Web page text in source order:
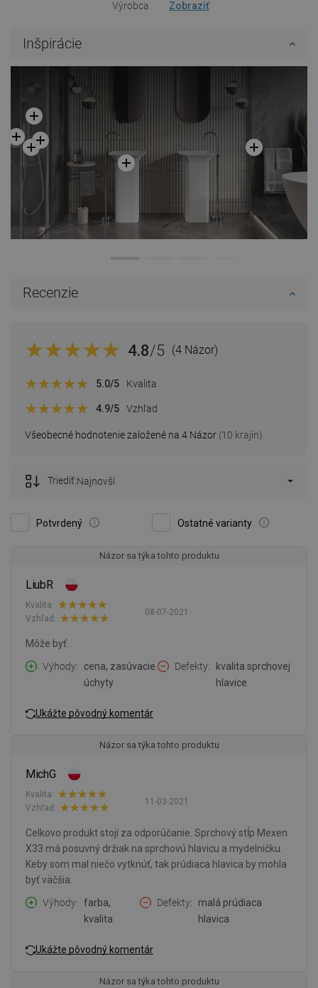
Výrobca Zobraziť
Inšpirácie
Recenzie
4.8/5 (4 Názor)
Všeobecné hodnotenie založené na 4 Názor (10 krajín)
5.0/5 Kvalita
4.9/5 Vzhľad
Potvrdený Ostatné varianty
Triediť:Najnovší
Názor sa týka tohto produktu
LiubR
08-07-2021
Kvalita:
Vzhľad:
Môže byť.
Výhody
cena, zasúvacie
úchyty
Defekty
kvalita sprchovej
hlavice
Ukážte pôvodný komentár
Názor sa týka tohto produktu
MichG
11-03-2021
Kvalita:
Vzhľad:
Celkovo produkt stojí za odporúčanie. Sprchový stĺp Mexen
X33 má posuvný držiak na sprchovú hlavicu a mydelničku.
Keby som mal niečo vytknúť, tak prúdiaca hlavica by mohla
byť väčšia.
Výhody
farba,
kvalita
Defekty
malá prúdiaca
hlavica
Ukážte pôvodný komentár
Názor sa týka tohto produktu